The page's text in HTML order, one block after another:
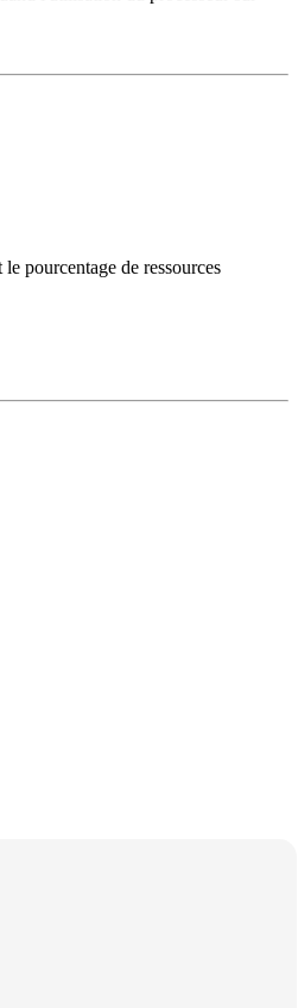
pourcentage de ressources